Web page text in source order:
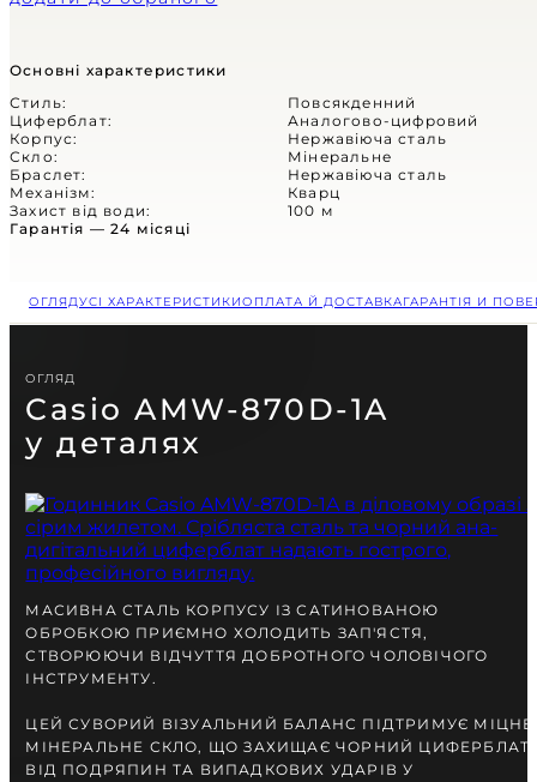
(СКОРО)
КОМБІНОВАНІ
СПОРТИВНІ
КОЛЛЕКЦІЇ
Casio
Vintage
Велика колекція
автентичної естетики
та канонічного стилю
у магазині Jive Mag
Retro
Classic
Стиль, що керує
часом та увагою
Венець утонченності
Timeless
Ви не знаєете,
Ви завжди у найкращій формі.
Незламний
характер
несподіваних ударів —
годинник розділить їх
разом із Вами.
Основні характеристики
Стиль:
Циферблат:
Корпус:
Скло:
Браслет:
Механізм:
Захист від води:
Повсякденний
Аналогово-цифровий
Нержавіюча сталь
Мінеральне
Нержавіюча сталь
Кварц
100 м
Гарантія — 24 місяці
ОГЛЯДУСІ ХАРАКТЕРИСТИКИОПЛАТА Й ДОСТАВКАГАРАНТІЯ И
ОГЛЯД
Casio AMW-870D-1A
у деталях
МАСИВНА СТАЛЬ КОРПУСУ ІЗ САТИНОВАНОЮ
ОБРОБКОЮ ПРИЄМНО ХОЛОДИТЬ ЗАП'ЯСТЯ,
СТВОРЮЮЧИ ВІДЧУТТЯ ДОБРОТНОГО ЧОЛОВІЧОГО
ІНСТРУМЕНТУ.
ЦЕЙ СУВОРИЙ ВІЗУАЛЬНИЙ БАЛАНС ПІДТРИМУЄ МІЦНЕ
МІНЕРАЛЬНЕ СКЛО, ЩО ЗАХИЩАЄ ЧОРНИЙ ЦИФЕРБЛАТ
ВІД ПОДРЯПИН ТА ВИПАДКОВИХ УДАРІВ У